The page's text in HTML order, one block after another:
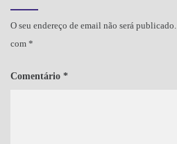
O seu endereço de email não será publicado.
com *
Comentário *